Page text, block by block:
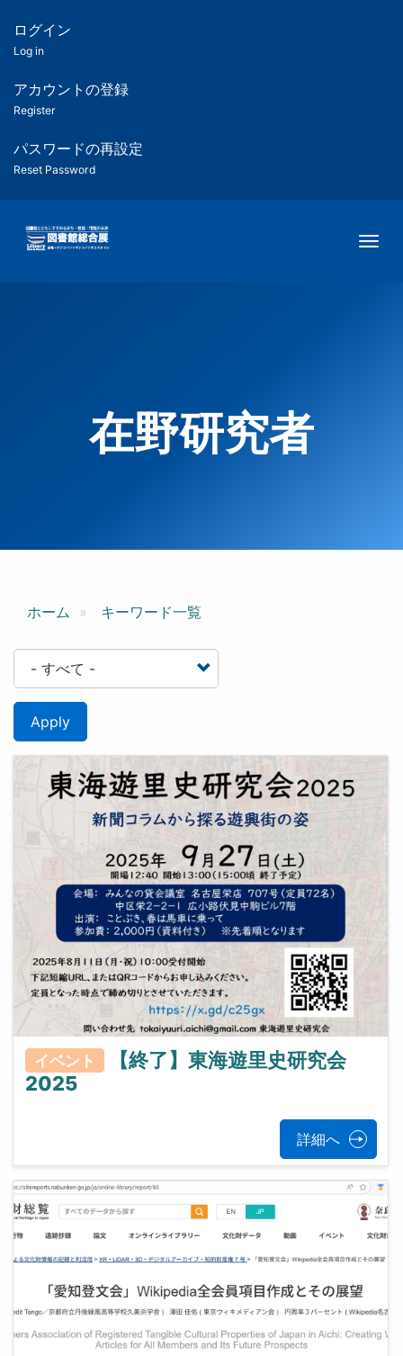
ツ
匿
名
ユ
ー
ー
用
メ
ログイン
Log in
アカウントの登録
Register
パスワードの再設定
Reset Password
在野研究者
ホーム キーワード一覧
Apply
イベント
【終了】東海遊里史研究会
2025
詳細へ